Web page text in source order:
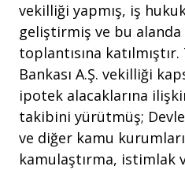
vekilliği yapmış, iş
geliştirmiş ve bu
toplantısına
Bankası A.Ş. vekilliği
ipotek alacaklarına
takibini yürütmüş;
ve diğer kamu
kamulaştırma, istimlak